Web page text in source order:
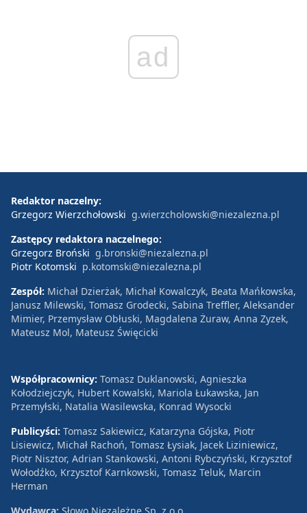
ad
Redaktor naczelny:
Grzegorz Wierzchołowski g.wierzcholowski@niezalezna.pl
Zastępcy redaktora naczelnego:
Grzegorz Broński g.bronski@niezalezna.pl
Piotr Kotomski p.kotomski@niezalezna.pl
Zespół: Michał Dzierżak, Michał Kowalczyk, Beata Mańkowska,
Janusz Milewski, Tomasz Grodecki, Sabina Treffler, Aleksander
Mimier, Przemysław Obłuski, Magdalena Żuraw, Anna Zyzek,
Mateusz Mol, Mateusz Święcicki
Współpracownicy: Tomasz Duklanowski, Agnieszka
Kołodziejczyk, Hubert Kowalski, Mariola Łukawska, Jan
Przemyłski, Natalia Wasilewska, Konrad Wysocki
Publicyści: Tomasz Sakiewicz, Katarzyna Gójska, Piotr
Lisiewicz, Michał Rachoń, Tomasz Łysiak, Jacek Liziniewicz,
Piotr Nisztor, Adrian Stankowski, Antoni Rybczyński, Krzysztof
Wołodźko, Krzysztof Karnkowski, Tomasz Teluk, Marcin
Herman